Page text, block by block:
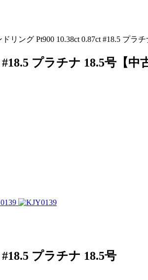
リング Pt900 10.38ct 0.87ct #18.5 プラチ
プラチナ 18.5号【中
プラチナ 18.5号